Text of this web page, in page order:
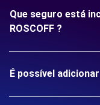
Que seguro está
ROSCOFF ?
É possível